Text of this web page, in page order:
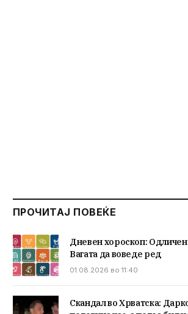
ПРОЧИТАЈ ПОВЕЌЕ
Дневен хороскоп: Одличен
Вагата да воведе ред
01.08.2026 во 11:40
Скандал во Хрватска: